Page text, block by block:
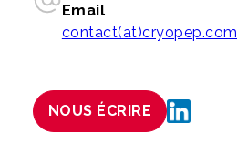
Email
contact(at)cryopep.com
NOUS ÉCRIRE